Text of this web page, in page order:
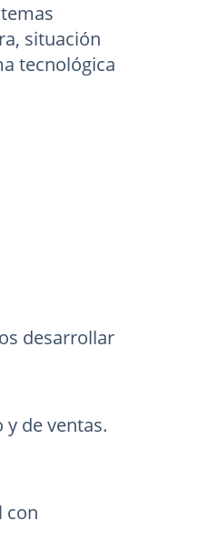
situación
tecnológica
desarrollar
de ventas.
con